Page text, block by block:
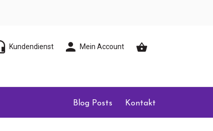
Kundendienst Mein Account
Blog Posts Kontakt